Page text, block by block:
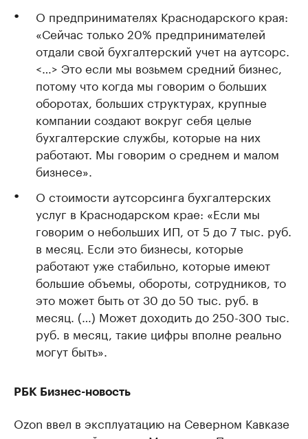
О предпринимателях Краснодарского края:
«Сейчас только 20% предпринимателей
отдали свой бухгалтерский учет на аутсорс.
<…> Это если мы возьмем средний бизнес,
потому что когда мы говорим о больших
оборотах, больших структурах, крупные
компании создают вокруг себя целые
бухгалтерские службы, которые на них
работают. Мы говорим о среднем и малом
бизнесе».
О стоимости аутсорсинга бухгалтерских
услуг в Краснодарском крае: «Если мы
говорим о небольших ИП, от 5 до 7 тыс. руб.
в месяц. Если это бизнесы, которые
работают уже стабильно, которые имеют
большие объемы, обороты, сотрудников, то
это может быть от 30 до 50 тыс. руб. в
месяц. (…) Может доходить до 250-300 тыс.
руб. в месяц, такие цифры вполне реально
могут быть».
РБК Бизнес-новость
Ozon ввел в эксплуатацию на Северном Кавказе